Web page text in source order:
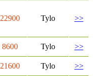
22900 Tylo >>
8600 Tylo
>>
21600 Tylo
>>